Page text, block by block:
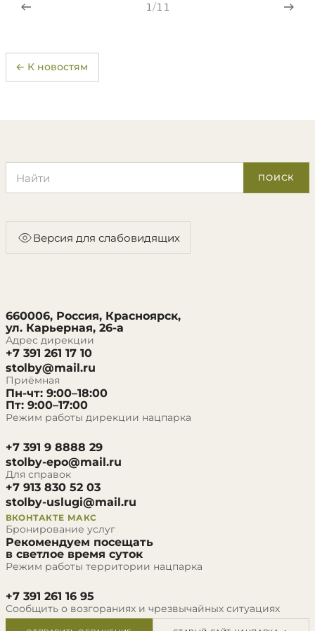
1/11
← К новостям
ПОИСК
Версия для слабовидящих
660006, Россия, Красноярск,
ул. Карьерная, 26-а
Адрес дирекции
+7 391 261 17 10
stolby@mail.ru
Приёмная
Пн-чт: 9:00–18:00
Пт: 9:00–17:00
Режим работы дирекции нацпарка
+7 391 9 8888 29
stolby-epo@mail.ru
Для справок
+7 913 830 52 03
stolby-uslugi@mail.ru
ВКОНТАКТЕ МАКС
Бронирование услуг
Рекомендуем посещать
в светлое время суток
Режим работы территории нацпарка
+7 391 261 16 95
Сообщить о возгораниях и чрезвычайных ситуациях